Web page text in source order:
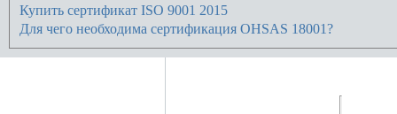
Купить сертификат ISO 9001 2015
Для чего необходима сертификация OHSAS 18001?